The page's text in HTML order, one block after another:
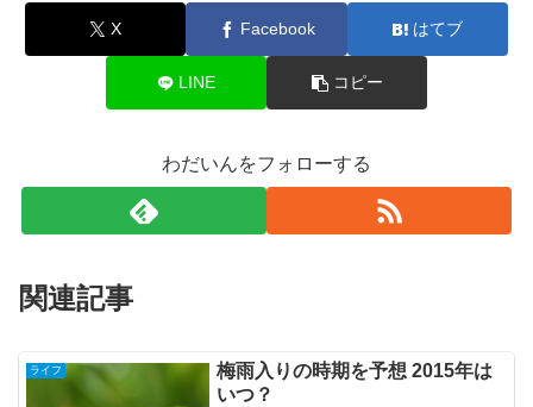
X Facebook はてブ
LINE コピー
わだいんをフォローする
関連記事
ライフ
梅雨入りの時期を予想 2015年は
いつ？